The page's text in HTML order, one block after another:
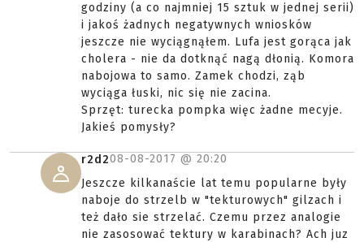
godziny (a co najmniej 15 sztuk w jednej serii)
i jakoś żadnych negatywnych wniosków
jeszcze nie wyciągnąłem. Lufa jest gorąca jak
cholera - nie da dotknąć nagą dłonią. Komora
nabojowa to samo. Zamek chodzi, ząb
wyciąga łuski, nic się nie zacina.
Sprzęt: turecka pompka więc żadne mecyje.
Jakieś pomysły?
r2d208-08-2017 @ 20:20
Jeszcze kilkanaście lat temu popularne były
naboje do strzelb w "tekturowych" gilzach i
też dało sie strzelać. Czemu przez analogie
nie zasosować tektury w karabinach? Ach juz